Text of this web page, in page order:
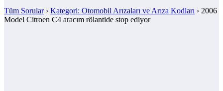
Tüm Sorular› Kategori: Otomobil Arızaları ve Arıza Kodları › 2006
Model Citroen C4 aracım rölantide stop ediyor